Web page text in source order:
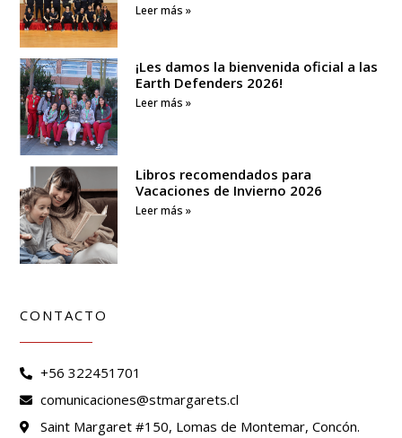
Leer más »
¡Les damos la bienvenida oficial a las
Earth Defenders 2026!
Leer más »
Libros recomendados para
Vacaciones de Invierno 2026
Leer más »
CONTACTO
+56 322451701
comunicaciones@stmargarets.cl
Saint Margaret #150, Lomas de Montemar, Concón.